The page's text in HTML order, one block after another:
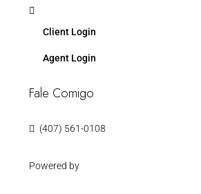
Client Login
Agent Login
Fale Comigo
(407) 561-0108
Powered by